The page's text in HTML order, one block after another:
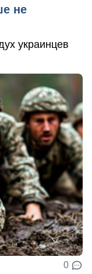
не
украинцев
0